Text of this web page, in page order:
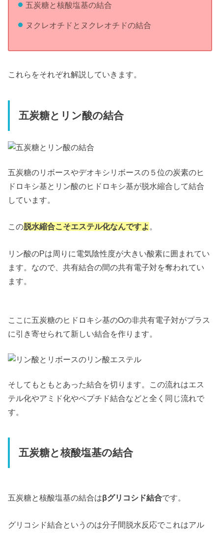
五炭糖と核酸塩基の結合
ヌクレオチドとヌクレオチドの結合
これらをそれぞれ解説していきます。
五炭糖とリン酸の結合
五炭糖のリボースやデオキシリボースの５位の炭素のヒ
ドロキシ基とリン酸のヒドロキシ基が脱水縮合して結合
しています。
この脱水縮合こそエステル化なんですよ 。
リン酸のPは周りに電気陰性度が大きい酸素に囲まれてい
ます。なので、共有結合の間の共有電子対を奪われてい
ます。
ここに五炭糖のヒドロキシ基のOの非共有電子対がプラス
に引き寄せられて新しい結合を作ります。
そしてもともとあった結合を切ります。この流れはエス
テル化やアミド化やペプチド結合などと全く同じ流れで
す。
五炭糖と核酸塩基の結合
五炭糖と核酸塩基の結合はβグリコシド結合です。
グリコシド結合というのは分子間脱水反応でこれはアル